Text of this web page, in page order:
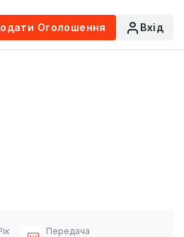
Оголошення Вхід
Передача